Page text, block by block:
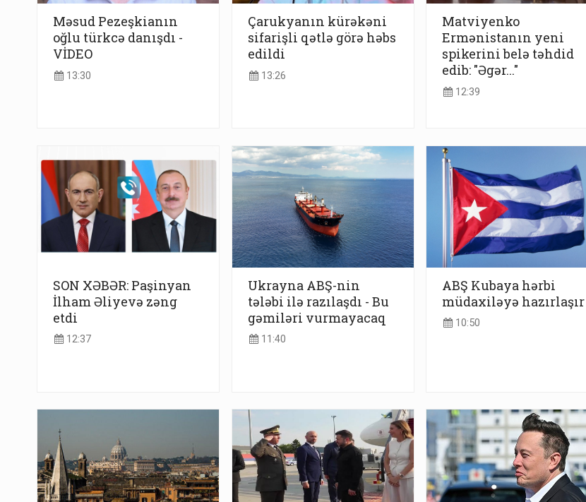
Məsud Pezeşkianın
oğlu türkcə danışdı -
VİDEO
13:30
Çarukyanın kürəkəni
sifarişli qətlə görə həbs
edildi
13:26
Matviyenko
Ermənistanın yeni
spikerini belə təhdid
edib: "Əgər..."
12:39
SON XƏBƏR: Paşinyan
İlham Əliyevə zəng
etdi
12:37
Ukrayna ABŞ-nin
tələbi ilə razılaşdı - Bu
gəmiləri vurmayacaq
11:40
ABŞ Kubaya hərbi
müdaxiləyə hazırlaşır
10:50